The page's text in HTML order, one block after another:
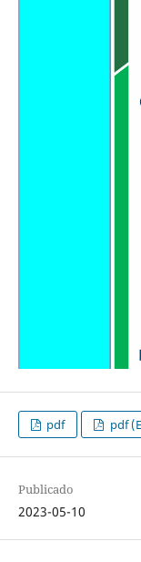
pdf pdf
Publicado
2023-05-10